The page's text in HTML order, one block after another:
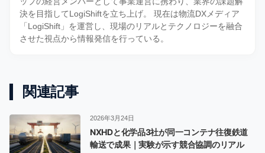
決を目指してLogiShiftを立ち上げ。 現在は物流DXメディア
「LogiShift」を運営し、現場のリアルとテクノロジーを融合
させた視点から情報発信を行っている。
関連記事
2026年3月24日
NXHDと化学品3社が同一コンテナ往復鉄道
輸送で成果｜実験が示す競合協調のリアル